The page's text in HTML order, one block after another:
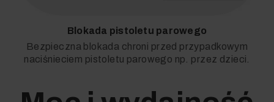
Blokada pistoletu parowego
Bezpieczna blokada chroni przed przypadkowym
naciśnieciem pistoletu parowego np. przez dzieci.